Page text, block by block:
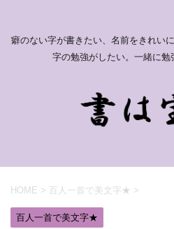
癖のない字が書きたい、名前をきれい
字の勉強がしたい。一緒に
HOME > 百人一首で美文字★ >
百人一首で美文字★